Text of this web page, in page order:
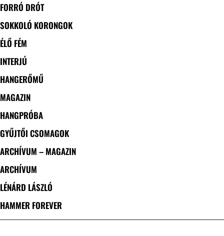
FORRÓ DRÓT
SOKKOLÓ KORONGOK
ÉLŐ FÉM
INTERJÚ
HANGERŐMŰ
MAGAZIN
HANGPRÓBA
GYŰJTŐI CSOMAGOK
ARCHÍVUM – MAGAZIN
ARCHÍVUM
LÉNÁRD LÁSZLÓ
HAMMER FOREVER